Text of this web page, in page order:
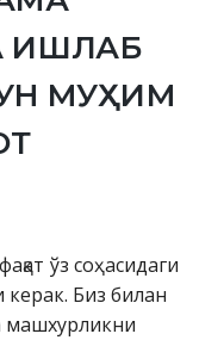
ИШЛАБ
МУҲИМ
ўз соҳасидаги
Биз билан
машхурликни